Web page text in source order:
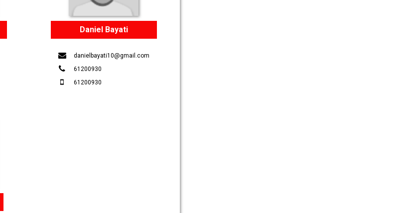
Daniel Bayati
danielbayati10@gmail.com
61200930
61200930